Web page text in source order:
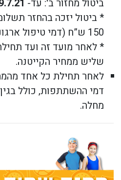
ביטול מחזור ב': עד-
* ביטול יזכה בהחזר
150 ש”ח (דמי טיפול ארגוני).
* לאחר מועד זה ועד
שליש ממחיר הקייטנה.
לאחר תחילת כל אחד
דמי ההשתתפות, כולל
מחלה.